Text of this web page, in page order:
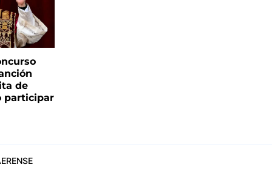
de
participar